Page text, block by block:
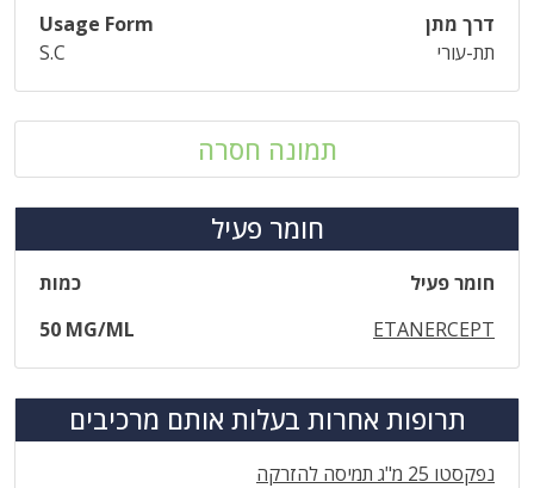
דרך מתן
Usage Form
תת-עורי
S.C
תמונה חסרה
חומר פעיל
חומר פעיל
כמות
ETANERCEPT
50 MG/ML
תרופות אחרות בעלות אותם מרכיבים
נפקסטו 25 מ"ג תמיסה להזרקה